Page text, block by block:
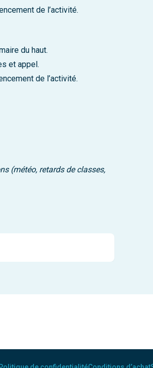
de l’activité.
du haut.
et appel.
de l’activité.
(météo, retards de classes,